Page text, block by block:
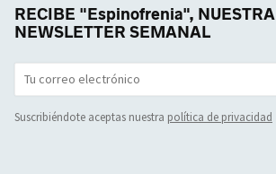
RECIBE "Espinofrenia", NUESTRA
NEWSLETTER SEMANAL
Suscribiéndote aceptas nuestra política de privacidad